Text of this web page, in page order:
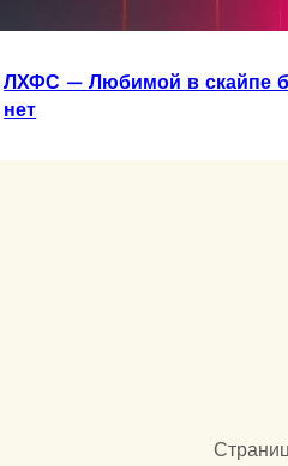
ЛХФС — Любимой в скайпе
нет